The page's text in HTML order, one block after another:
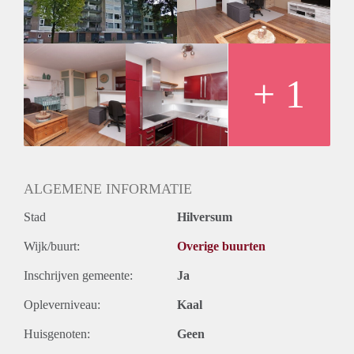
+ 1
ALGEMENE INFORMATIE
Stad Hilversum
Wijk/buurt: Overige buurten
Inschrijven gemeente: Ja
Opleverniveau: Kaal
Huisgenoten: Geen